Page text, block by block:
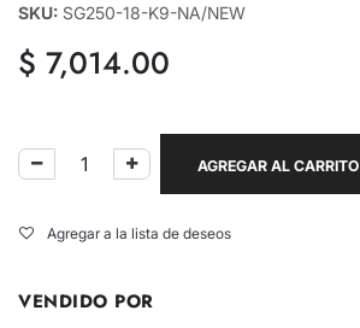
SKU: SG250-18-K9-NA/NEW
$ 7,014.00
AGREGAR AL CARRITO
Agregar a la lista de deseos
VENDIDO POR